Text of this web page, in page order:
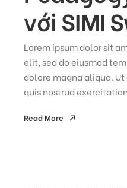
với SIMI
Lorem ipsum dolor sit
elit, sed do eiusmod
dolore magna aliqua.
quis nostrud
Read More